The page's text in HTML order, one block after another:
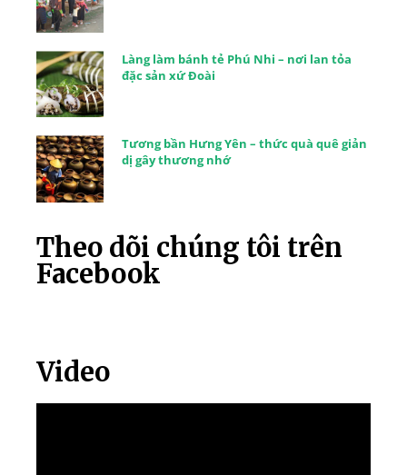
Làng làm bánh tẻ Phú Nhi – nơi lan tỏa
đặc sản xứ Đoài
Tương bần Hưng Yên – thức quà quê giản
dị gây thương nhớ
Theo dõi chúng tôi trên
Facebook
Video